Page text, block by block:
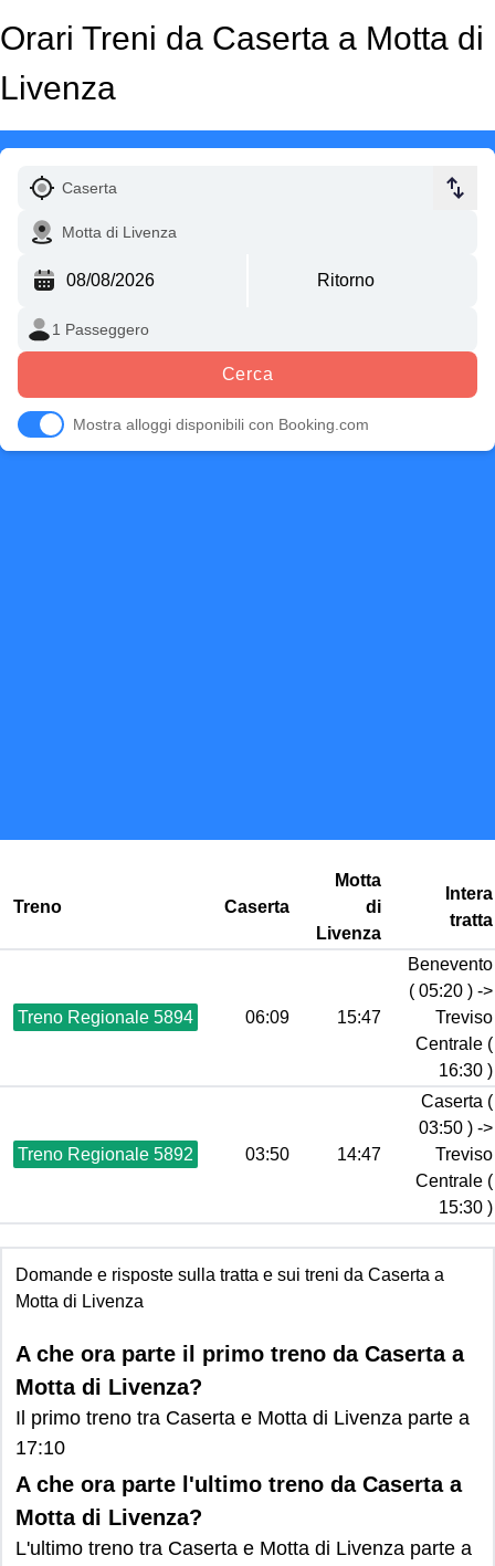
Orari Treni da Caserta a Motta di
Livenza
Cerca
Mostra alloggi disponibili con Booking.com
Treno Caserta
Motta
di
Livenza
Intera
tratta
Treno Regionale 5894 06:09 15:47
Benevento
( 05:20 ) ->
Treviso
Centrale (
16:30 )
Treno Regionale 5892 03:50 14:47
Caserta (
03:50 ) ->
Treviso
Centrale (
15:30 )
Domande e risposte sulla tratta e sui treni da Caserta a
Motta di Livenza
A che ora parte il primo treno da Caserta a
Motta di Livenza?
Il primo treno tra Caserta e Motta di Livenza parte a
17:10
A che ora parte l'ultimo treno da Caserta a
Motta di Livenza?
L'ultimo treno tra Caserta e Motta di Livenza parte a